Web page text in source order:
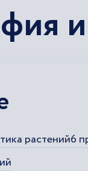
растений6